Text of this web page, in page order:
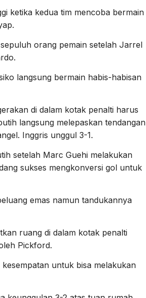
ketika kedua tim mencoba bermain
orang pemain setelah Jarrel
langsung bermain habis-habisan
di dalam kotak penalti harus
langsung melepaskan tendangan
Inggris unggul 3-1.
setelah Marc Guehi melakukan
sukses mengkonversi gol untuk
emas namun tandukannya
ruang di dalam kotak penalti
Pickford.
untuk bisa melakukan